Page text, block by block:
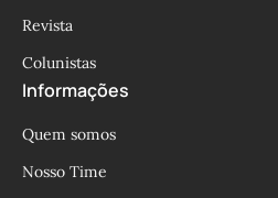
Revista
Colunistas
Informações
Quem somos
Nosso Time